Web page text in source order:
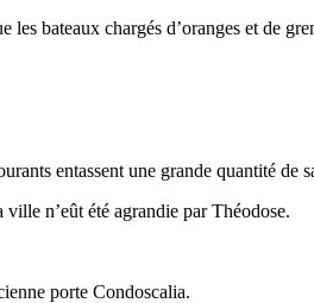
bateaux chargés d’oranges et de
entassent une grande quantité de
n’eût été agrandie par Théodose.
porte Condoscalia.